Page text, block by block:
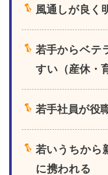
風通しが良く
若手からベテ
すい（産休・
若手社員が役
若いうちから
に携われる